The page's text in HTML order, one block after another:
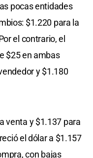
pocas entidades
$1.220 para la
el contrario, el
$25 en ambas
y $1.180
venta y $1.137 para
el dólar a $1.157
con bajas